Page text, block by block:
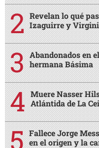
Revelan lo qué
Izaguirre y
Abandonados en
hermana Básima
Muere Nasser
Atlántida de La
Fallece Jorge
en el origen y la